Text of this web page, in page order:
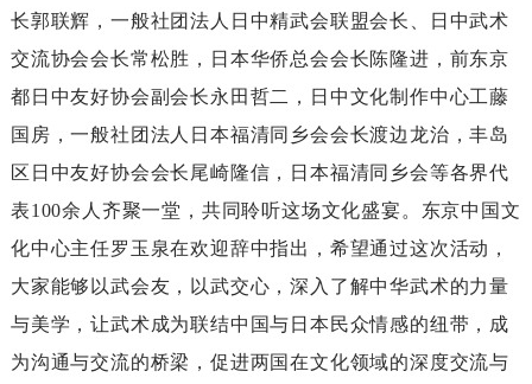
长郭联辉，一般社团法人日中精武会联盟会长、日中武术
交流协会会长常松胜，日本华侨总会会长陈隆进，前东京
都日中友好协会副会长永田哲二，日中文化制作中心工藤
国房，一般社团法人日本福清同乡会会长渡边龙治，丰岛
区日中友好协会会长尾崎隆信，日本福清同乡会等各界代
表100余人齐聚一堂，共同聆听这场文化盛宴。东京中国文
化中心主任罗玉泉在欢迎辞中指出，希望通过这次活动，
大家能够以武会友，以武交心，深入了解中华武术的力量
与美学，让武术成为联结中国与日本民众情感的纽带，成
为沟通与交流的桥梁，促进两国在文化领域的深度交流与